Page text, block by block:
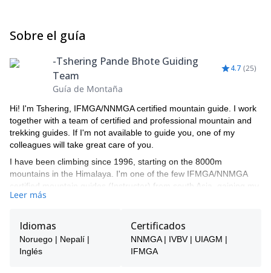
Sobre el guía
-Tshering Pande Bhote Guiding
Team
4.7 (25)
Guía de Montaña
Hi! I'm Tshering, IFMGA/NNMGA certified mountain guide. I work
together with a team of certified and professional mountain and
trekking guides. If I'm not available to guide you, one of my
colleagues will take great care of you.
I have been climbing since 1996, starting on the 8000m
mountains in the Himalaya. I'm one of the few IFMGA/NNMGA
certified mountain guides (Instructor) from south Asia, gaining my
qualification from the New Zealand Mountain Guides Association
(NNMGA).
I have successfully guided on Mt Everest on multiple occasions,
and other 8000m peaks such as Mt Cho-oyu (8,201m) (3 times),
Leer más
Idiomas
Noruego | Nepalí |
Inglés
Certificados
NNMGA | IVBV | UIAGM |
IFMGA